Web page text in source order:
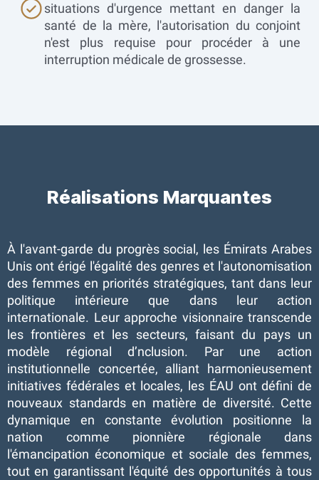
situations d'urgence mettant en danger la
santé de la mère, l'autorisation du conjoint
n'est plus requise pour procéder à une
interruption médicale de grossesse.
Réalisations Marquantes
À l'avant-garde du progrès social, les Émirats Arabes
Unis ont érigé l'égalité des genres et l'autonomisation
des femmes en priorités stratégiques, tant dans leur
politique intérieure que dans leur action
internationale. Leur approche visionnaire transcende
les frontières et les secteurs, faisant du pays un
modèle régional d’nclusion. Par une action
institutionnelle concertée, alliant harmonieusement
initiatives fédérales et locales, les ÉAU ont défini de
nouveaux standards en matière de diversité. Cette
dynamique en constante évolution positionne la
nation comme pionnière régionale dans
l'émancipation économique et sociale des femmes,
tout en garantissant l'équité des opportunités à tous